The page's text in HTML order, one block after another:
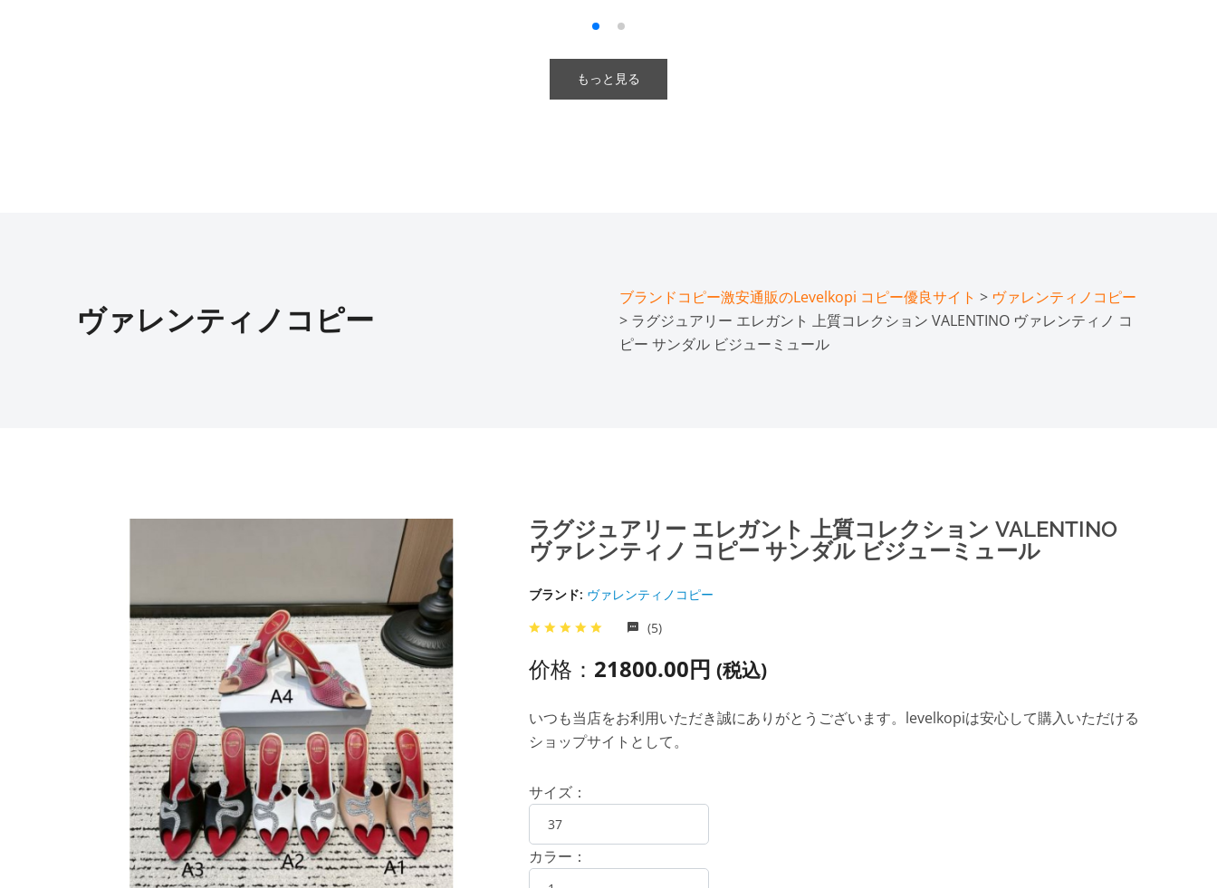
もっと見る
ヴァレンティノコピー
ブランドコピー激安通販のLevelkopi コピー優良サイト > ヴァレンティノコピー
> ラグジュアリー エレガント 上質コレクション VALENTINO ヴァレンティノ コ
ピー サンダル ビジューミュール
ラグジュアリー エレガント 上質コレクション VALENTINO
ヴァレンティノ コピー サンダル ビジューミュール
ブランド: ヴァレンティノコピー
(5)
价格： 21800.00円 (税込)
いつも当店をお利用いただき誠にありがとうございます。levelkopiは安心して購入いただける
ショップサイトとして。
サイズ：
カラー：